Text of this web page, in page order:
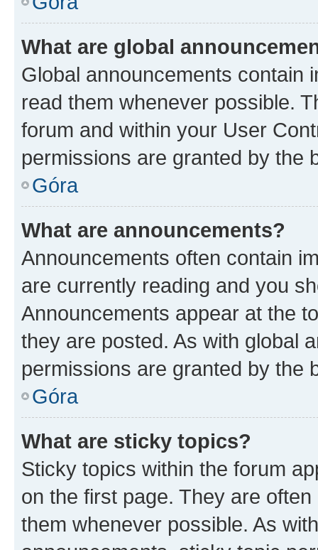
What are global
Global announcements contain
read them whenever possible.
forum and within your User
permissions are granted by the
Góra
What are announcements?
Announcements often contain
are currently reading and you
Announcements appear at the
they are posted. As with global
permissions are granted by the
Góra
What are sticky topics?
Sticky topics within the forum
on the first page. They are
them whenever possible. As